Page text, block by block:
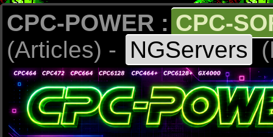
CPC-POWER : CPC-
(Articles) -
NGServers